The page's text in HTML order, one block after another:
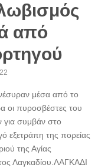
από
μέσα από το
οι πυροσβέστες του
για συμβάν στο
εξετράπη της πορείας
της Αγίας
Λαγκαδίου.ΛΑΓΚΑΔΙ